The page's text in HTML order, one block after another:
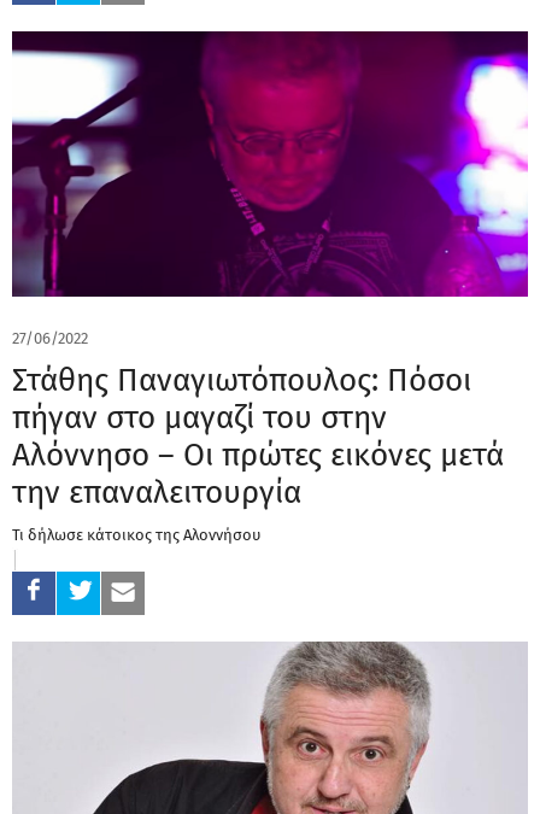
27/06/2022
Στάθης Παναγιωτόπουλος: Πόσοι
πήγαν στο μαγαζί του στην
Αλόννησο – Οι πρώτες εικόνες μετά
την επαναλειτουργία
Τι δήλωσε κάτοικος της Αλοννήσου